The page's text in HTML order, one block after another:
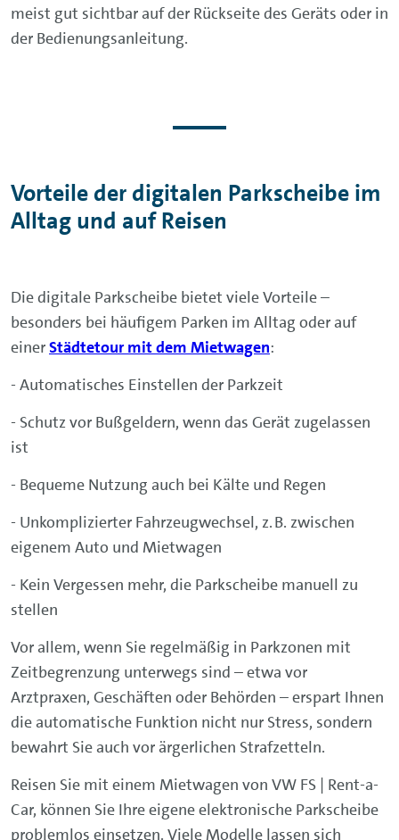
meist gut sichtbar auf der Rückseite des Geräts oder in
der Bedienungsanleitung.
Vorteile der digitalen Parkscheibe im
Alltag und auf Reisen
Die digitale Parkscheibe bietet viele Vorteile –
besonders bei häufigem Parken im Alltag oder auf
einerStädtetour mit dem Mietwagen:
- Automatisches Einstellen der Parkzeit
- Schutz vor Bußgeldern, wenn das Gerät zugelassen
ist
- Bequeme Nutzung auch bei Kälte und Regen
- Unkomplizierter Fahrzeugwechsel, z. B. zwischen
eigenem Auto und Mietwagen
- Kein Vergessen mehr, die Parkscheibe manuell zu
stellen
Vor allem, wenn Sie regelmäßig in Parkzonen mit
Zeitbegrenzung unterwegs sind – etwa vor
Arztpraxen, Geschäften oder Behörden – erspart Ihnen
die automatische Funktion nicht nur Stress, sondern
bewahrt Sie auch vor ärgerlichen Strafzetteln.
Reisen Sie mit einem Mietwagen von VW FS | Rent-a-
Car, können Sie Ihre eigene elektronische Parkscheibe
problemlos einsetzen. Viele Modelle lassen sich